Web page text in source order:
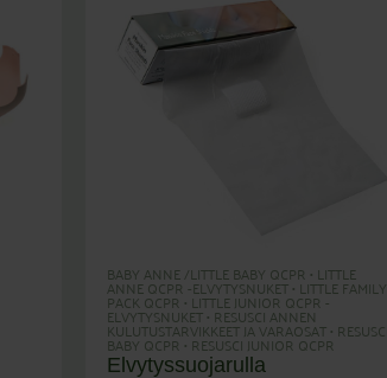
BABY ANNE /LITTLE BABY QCPR • LITTLE
ANNE QCPR -ELVYTYSNUKET•LITTLE FAMILY
PACK QCPR • LITTLE JUNIOR QCPR -
ELVYTYSNUKET• RESUSCI ANNEN
KULUTUSTARVIKKEET JA VARAOSAT• RESUSCI
BABY QCPR• RESUSCI JUNIOR QCPR
Elvytyssuojarulla